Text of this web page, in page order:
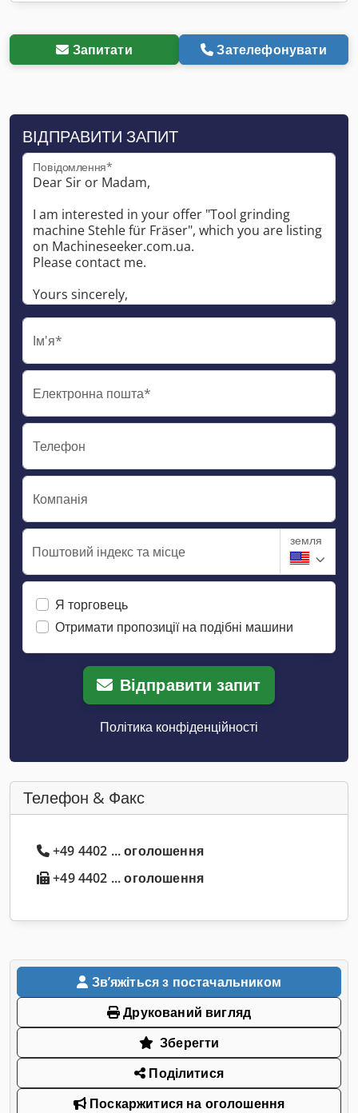
Запитати Зателефонувати
ВІДПРАВИТИ ЗАПИТ
Повідомлення*
Ім'я*
Електронна пошта*
Телефон
Компанія
Поштовий індекс та місце
земля
Я торговець
Отримати пропозиції на подібні машини
Відправити запит
Політика конфіденційності
Телефон & Факс
+49 4402 ... оголошення
+49 4402 ... оголошення
Звʼяжіться з постачальником
Друкований вигляд
Зберегти
Поділитися
Поскаржитися на оголошення